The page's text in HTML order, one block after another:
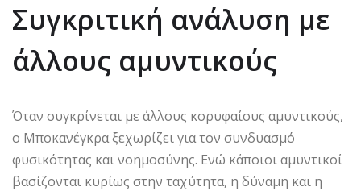
Συγκριτική ανάλυση με
άλλους αμυντικούς
Όταν συγκρίνεται με άλλους κορυφαίους αμυντικούς,
ο Μποκανέγκρα ξεχωρίζει για τον συνδυασμό
φυσικότητας και νοημοσύνης. Ενώ κάποιοι αμυντικοί
βασίζονται κυρίως στην ταχύτητα, η δύναμη και η